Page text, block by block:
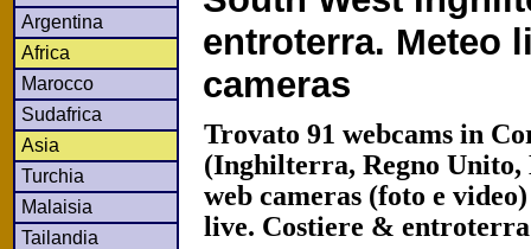
Argentina
Africa
Marocco
Sudafrica
Asia
Turchia
Malaisia
Tailandia
entroterra. Meteo
cameras
Trovato 91 webcams in
(Inghilterra, Regno Unito,
web cameras (foto e
live. Costiere & entroterra